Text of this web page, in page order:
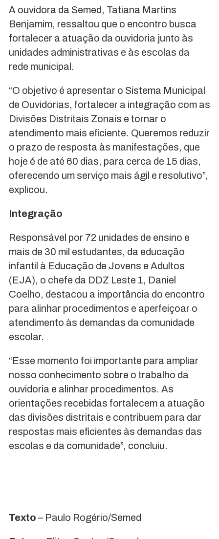
A ouvidora da Semed, Tatiana Martins
Benjamim, ressaltou que o encontro busca
fortalecer a atuação da ouvidoria junto às
unidades administrativas e às escolas da
rede municipal.
“O objetivo é apresentar o Sistema Municipal
de Ouvidorias, fortalecer a integração com as
Divisões Distritais Zonais e tornar o
atendimento mais eficiente. Queremos reduzir
o prazo de resposta às manifestações, que
hoje é de até 60 dias, para cerca de 15 dias,
oferecendo um serviço mais ágil e resolutivo”,
explicou.
Integração
Responsável por 72 unidades de ensino e
mais de 30 mil estudantes, da educação
infantil à Educação de Jovens e Adultos
(EJA), o chefe da DDZ Leste 1, Daniel
Coelho, destacou a importância do encontro
para alinhar procedimentos e aperfeiçoar o
atendimento às demandas da comunidade
escolar.
“Esse momento foi importante para ampliar
nosso conhecimento sobre o trabalho da
ouvidoria e alinhar procedimentos. As
orientações recebidas fortalecem a atuação
das divisões distritais e contribuem para dar
respostas mais eficientes às demandas das
escolas e da comunidade”, concluiu.
Texto – Paulo Rogério/Semed